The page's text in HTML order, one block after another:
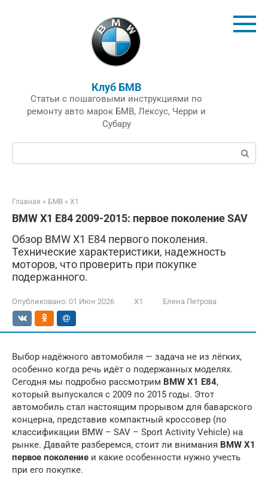
Клуб БМВ
Статьи с пошаговыми инструкциями по
ремонту авто марок БМВ, Лексус, Черри и
Субару
Поиск:
Главная » БМВ » X1
BMW X1 E84 2009-2015: первое поколение SAV
Обзор BMW X1 E84 первого поколения.
Технические характеристики, надежность
моторов, что проверить при покупке
подержанного.
Опубликовано: 01 Июн 2026 X1 Елена Петрова
Выбор надёжного автомобиля — задача не из лёгких,
особенно когда речь идёт о подержанных моделях.
Сегодня мы подробно рассмотрим BMW X1 E84,
который выпускался с 2009 по 2015 годы. Этот
автомобиль стал настоящим прорывом для баварского
концерна, представив компактный кроссовер (по
классификации BMW – SAV – Sport Activity Vehicle) на
рынке. Давайте разберемся, стоит ли внимания BMW X1
первое поколение и какие особенности нужно учесть
при его покупке.